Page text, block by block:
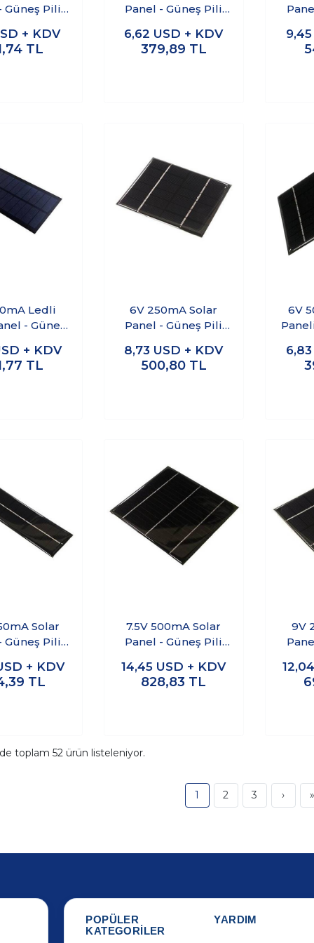
Güneş Pili
+ KDV
TL
Panel - Güneş Pili
6,62 USD + KDV
379,89 TL
Ledli
- Güneş
+ KDV
TL
6V 250mA Solar
Panel - Güneş Pili
8,73 USD + KDV
500,80 TL
6V
Solar
Güneş Pili
+ KDV
TL
7.5V 500mA Solar
Panel - Güneş Pili
14,45 USD + KDV
828,83 TL
9V
toplam 52 ürün listeleniyor.
1 2 3 › »
POPÜLER
KATEGORİLER
YARDIM